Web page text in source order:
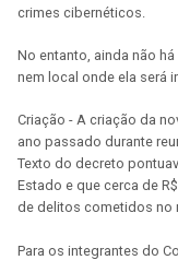
crimes cibernéticos.
No entanto, ainda não
nem local onde ela será
Criação - A criação da
ano passado durante
Texto do decreto
Estado e que cerca de
de delitos cometidos no
Para os integrantes do